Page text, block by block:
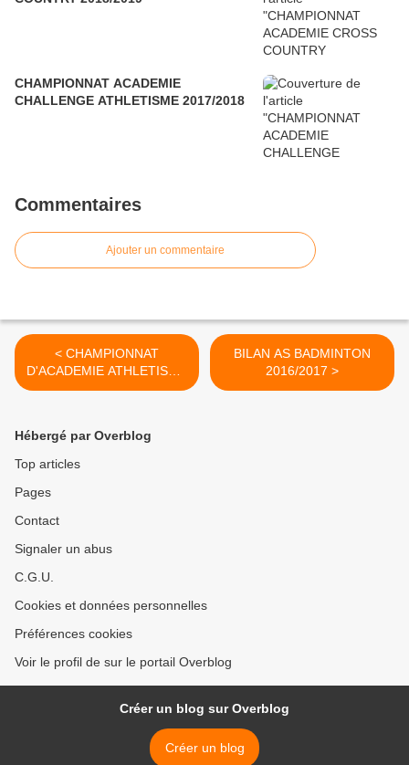
CHAMPIONNAT ACADEMIE
CHALLENGE ATHLETISME 2017/2018
Commentaires
Ajouter un commentaire
< CHAMPIONNAT
D'ACADEMIE ATHLETISME
PAR EQUIPE 2016/2017
BILAN AS BADMINTON
2016/2017 >
Hébergé par Overblog
Top articles
Pages
Contact
Signaler un abus
C.G.U.
Cookies et données personnelles
Préférences cookies
Voir le profil de sur le portail Overblog
Créer un blog sur Overblog
Créer un blog